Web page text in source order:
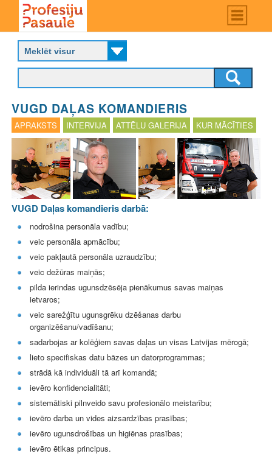
main
content
Main
menu
P
o
f
e
i
j
u
a
s
a
u
l
VUGD DAĻAS KOMANDIERIS
APRAKSTS INTERVIJA ATTĒLU GALERIJA KUR MĀCĪTIES
VUGD Daļas komandieris darbā:
nodrošina personāla vadību;
veic personāla apmācību;
veic pakļautā personāla uzraudzību;
veic dežūras maiņās;
pilda ierindas ugunsdzēsēja pienākumus savas maiņas
ietvaros;
veic sarežģītu ugunsgrēku dzēšanas darbu
organizēšanu/vadīšanu;
sadarbojas ar kolēģiem savas daļas un visas Latvijas mērogā;
lieto specifiskas datu bāzes un datorprogrammas;
strādā kā individuāli tā arī komandā;
ievēro konfidencialitāti;
sistemātiski pilnveido savu profesionālo meistarību;
ievēro darba un vides aizsardzības prasības;
ievēro ugunsdrošības un higiēnas prasības;
ievēro ētikas principus.